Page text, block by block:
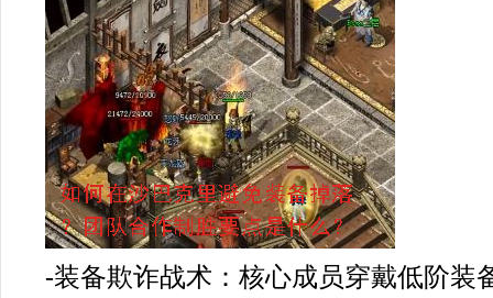
-装备欺诈战术：核心成员穿戴低阶装